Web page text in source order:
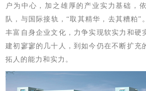
户为中心，加之雄厚的产业实力基础，
队，与国际接轨，“取其精华，去其糟粕”
丰富自身企业文化，力争实现软实力和硬
建初寥寥的几十人，到如今仍在不断扩充
拓人的能力和实力。